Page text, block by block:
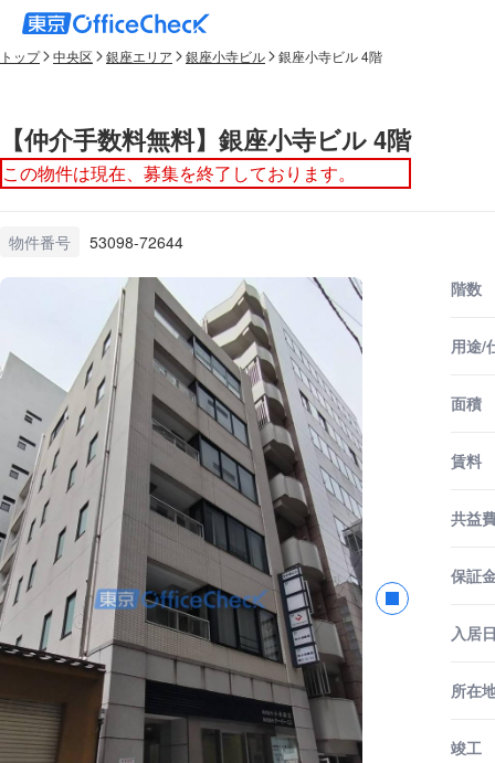
トップ 中央区 銀座エリア 銀座小寺ビル 銀座小寺ビル 4階
【仲介手数料無料】銀座小寺ビル 4階
この物件は現在、募集を終了しております。
物件番号 53098-72644
階数
用途/
面積
賃料
共益
保証
入居
所在
竣工